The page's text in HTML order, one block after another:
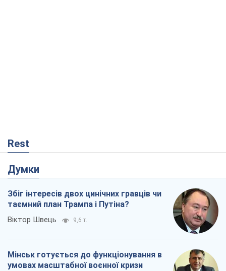
Rest
Думки
Збіг інтересів двох цинічних гравців чи
таємний план Трампа і Путіна?
Віктор Швець 9,6 т.
Мінськ готується до функціонування в
умовах масштабної воєнної кризи